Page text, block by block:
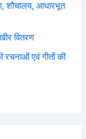
शौचालय, आधारभूत
वितरण
रचनाओं एवं गीतों की